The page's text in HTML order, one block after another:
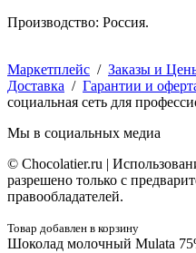
Производство: Россия.
Маркетплейс / Заказы и
Доставка / Гарантии и
социальная сеть для
Мы в социальных медиа
© Сhocolatier.ru |
разрешено только с
правообладателей.
Товар добавлен в корзину
Шоколад молочный Mulata